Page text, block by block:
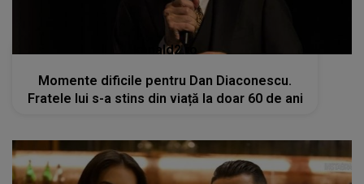
kanald2.ro
Momente dificile pentru Dan Diaconescu.
Fratele lui s-a stins din viață la doar 60 de ani